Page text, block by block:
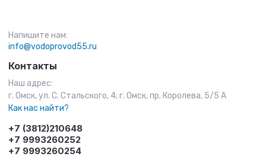
Напишите нам:
info@vodoprovod55.ru
Контакты
Наш адрес:
г. Омск, ул. С. Стальского, 4; г. Омск, пр. Королева, 5/5 А
Как нас найти?
+7 (3812)210648
+7 9993260252
+7 9993260254